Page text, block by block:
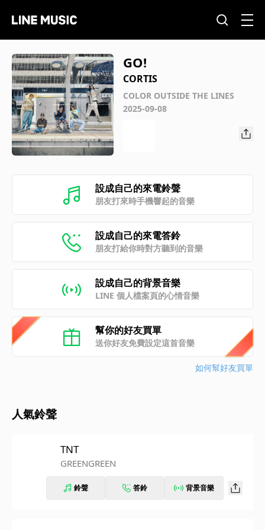
GO!
CORTIS
COLOR OUTSIDE THE LINES
2025-09-08
設成自己的來電鈴聲
朋友打來時手機響起的音樂
設成自己的來電答鈴
朋友打給你時對方聽到的音樂
設成自己的背景音樂
LINE 個人檔案頁的心情音樂
幫你的好友買單
送你好友免費設定這首音樂
如何幫好友買單
人氣鈴聲
TNT
GREENGREEN
鈴聲 答鈴 背景音樂